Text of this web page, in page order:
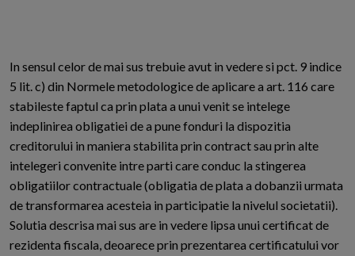
In sensul celor de mai sus trebuie avut in vedere si pct. 9 indice
5 lit. c) din Normele metodologice de aplicare a art. 116 care
stabileste faptul ca prin plata a unui venit se intelege
indeplinirea obligatiei de a pune fonduri la dispozitia
creditorului in maniera stabilita prin contract sau prin alte
intelegeri convenite intre parti care conduc la stingerea
obligatiilor contractuale (obligatia de plata a dobanzii urmata
de transformarea acesteia in participatie la nivelul societatii).
Solutia descrisa mai sus are in vedere lipsa unui certificat de
rezidenta fiscala, deoarece prin prezentarea certificatului vor